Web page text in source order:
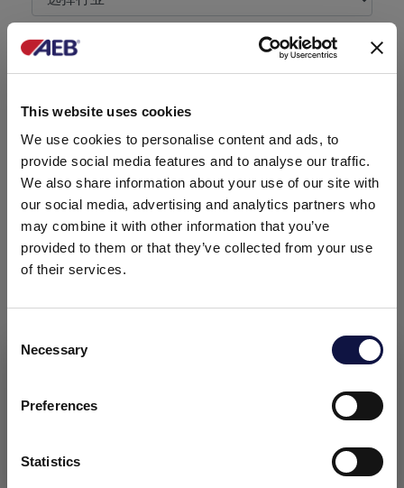
This website uses cookies
We use cookies to personalise content and ads, to
provide social media features and to analyse our traffic.
We also share information about your use of our site with
our social media, advertising and analytics partners who
may combine it with other information that you’ve
provided to them or that they’ve collected from your use
of their services.
Selection
Necessary
Preferences
Statistics
本网站面向商业受众。
士（公司）。
我理解
我已经是AEB客户
处理我的数据，以进行搜索和选择以及业务
联系。
我想订阅AEB新闻通讯，以使我随时了解葡